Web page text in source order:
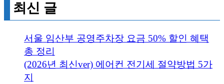
최신 글
서울 임산부 공영주차장 요금 50% 할인 혜택
총 정리
(2026년 최신ver) 에어컨 전기세 절약방법 5가
지